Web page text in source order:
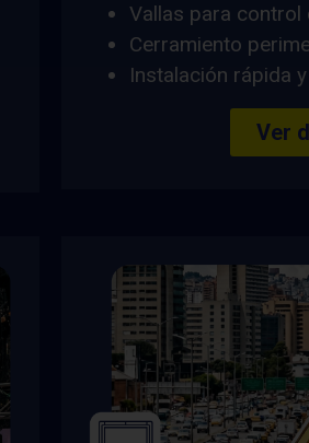
Vallas para control
Cerramiento
Instalación rápida
Ver